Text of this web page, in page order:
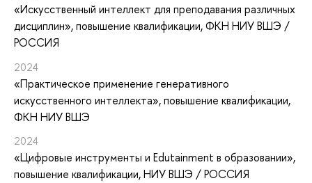
«Искусственный интеллект для преподавания различных
дисциплин», повышение квалификации, ФКН НИУ ВШЭ /
РОССИЯ
2024
«Практическое применение генеративного
искусственного интеллекта», повышение квалификации,
ФКН НИУ ВШЭ
2024
«Цифровые инструменты и Edutainment в образовании»,
повышение квалификации, НИУ ВШЭ / РОССИЯ